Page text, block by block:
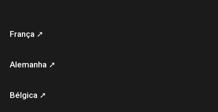
França ➚
Alemanha ➚
Bélgica ➚